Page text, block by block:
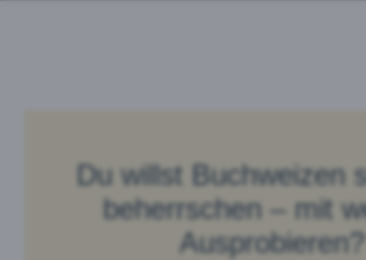
Du willst Buchweizen
beherrschen – mit
Ausprobieren?